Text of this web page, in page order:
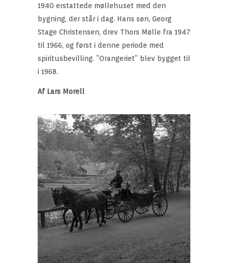
1940 erstattede møllehuset med den
bygning, der står i dag. Hans søn, Georg
Stage Christensen, drev Thors Mølle fra 1947
til 1966, og først i denne periode med
spiritusbevilling. ”Orangeriet” blev bygget til
i 1968.
Af Lars Morell